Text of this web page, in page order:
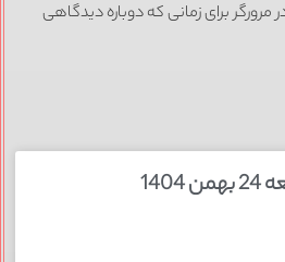
برای زمانی که دوباره دیدگاهی